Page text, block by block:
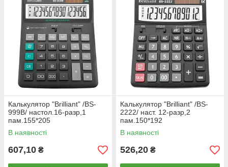
Калькулятор "Brilliant" /BS-
999B/ настол.16-разр,1
пам.155*205
В наявності
607,10 ₴
Калькулятор "Brilliant" /BS-
2222/ наст. 12-разр,2
пам.150*192
В наявності
526,20 ₴